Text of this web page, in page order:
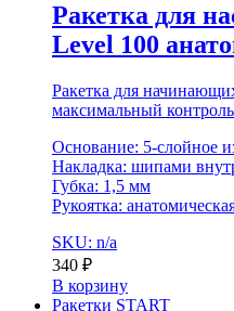
Ракетка для
Level 100
Ракетка для
максимальный
Основание: 5-слойное
Накладка: шипами
Губка: 1,5 мм
Рукоятка:
SKU: n/a
340 ₽
В корзину
Ракетки START